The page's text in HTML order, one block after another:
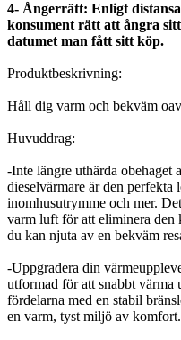
4- Ångerrätt: Enligt
konsument rätt att ångra
datumet man fått sitt köp.
Produktbeskrivning:
Håll dig varm och bekväm
Huvuddrag:
-Inte längre uthärda obehaget
dieselvärmare är den
inomhusutrymme och mer.
varm luft för att eliminera den
du kan njuta av en bekväm
-Uppgradera din
utformad för att snabbt
fördelarna med en stabil
en varm, tyst miljö av komfort.